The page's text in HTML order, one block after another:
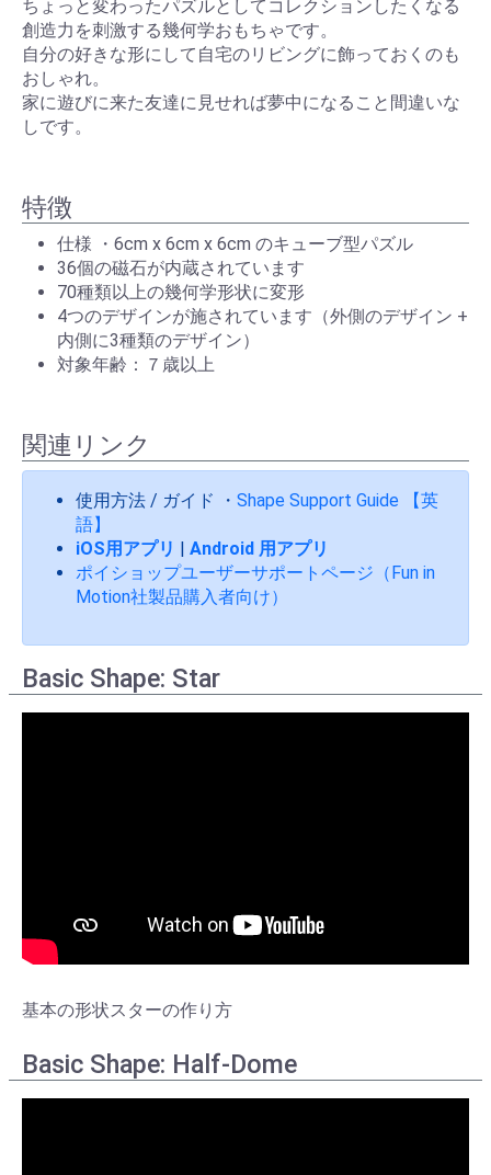
ちょっと変わったパズルとしてコレクションしたくなる
創造力を刺激する幾何学おもちゃです。
自分の好きな形にして自宅のリビングに飾っておくのも
おしゃれ。
家に遊びに来た友達に見せれば夢中になること間違いな
しです。
特徴
仕様 ・6cm x 6cm x 6cm のキューブ型パズル
36個の磁石が内蔵されています
70種類以上の幾何学形状に変形
4つのデザインが施されています（外側のデザイン +
内側に3種類のデザイン）
対象年齢：７歳以上
関連リンク
使用方法 / ガイド ・ Shape Support Guide 【英
語】
iOS用アプリ | Android 用アプリ
ポイショップユーザーサポートページ（Fun in
Motion社製品購入者向け）
Basic Shape: Star
基本の形状スターの作り方
Basic Shape: Half-Dome